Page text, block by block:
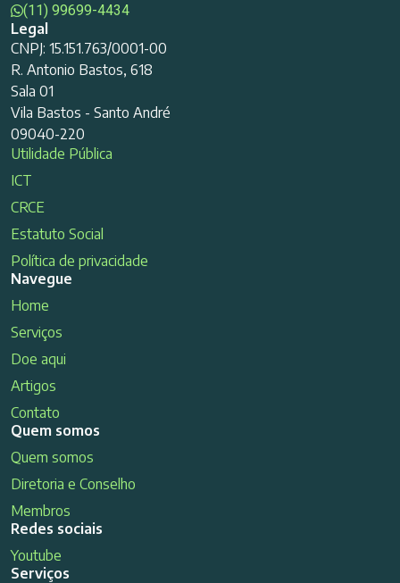
(11) 99699-4434
Legal
CNPJ: 15.151.763/0001-00
R. Antonio Bastos, 618
Sala 01
Vila Bastos - Santo André
09040-220
Utilidade Pública
ICT
CRCE
Estatuto Social
Política de privacidade
Navegue
Home
Serviços
Doe aqui
Artigos
Contato
Quem somos
Quem somos
Diretoria e Conselho
Membros
Redes sociais
Youtube
Serviços